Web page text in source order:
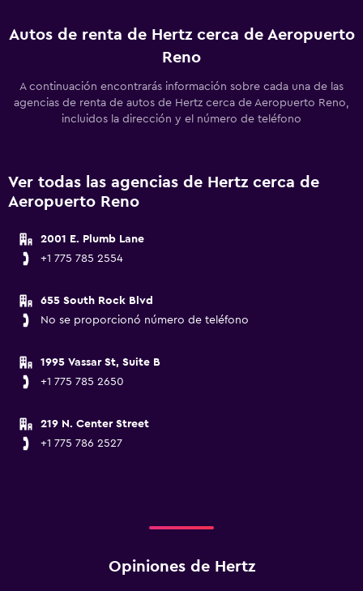
Autos de renta de Hertz cerca de Aeropuerto
Reno
A continuación encontrarás información sobre cada una de las
agencias de renta de autos de Hertz cerca de Aeropuerto Reno,
incluidos la dirección y el número de teléfono
Ver todas las agencias de Hertz cerca de
Aeropuerto Reno
2001 E. Plumb Lane
+1 775 785 2554
655 South Rock Blvd
No se proporcionó número de teléfono
1995 Vassar St, Suite B
+1 775 785 2650
219 N. Center Street
+1 775 786 2527
Opiniones de Hertz